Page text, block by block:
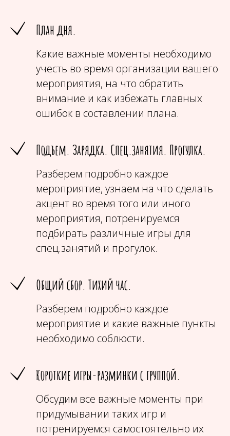
План дня.
Какие важные моменты необходимо
учесть во время организации вашего
мероприятия, на что обратить
внимание и как избежать главных
ошибок в составлении плана.
Подъем. Зарядка. Спец.занятия. Прогулка.
Разберем подробно каждое
мероприятие, узнаем на что сделать
акцент во время того или иного
мероприятия, потренируемся
подбирать различные игры для
спец.занятий и прогулок.
Общий сбор. Тихий час.
Разберем подробно каждое
мероприятие и какие важные пункты
необходимо соблюсти.
Короткие игры-разминки с группой.
Обсудим все важные моменты при
придумывании таких игр и
потренируемся самостоятельно их